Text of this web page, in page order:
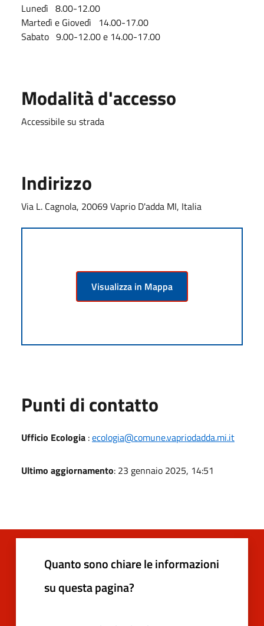
Lunedì 8.00-12.00
Martedì e Giovedì 14.00-17.00
Sabato 9.00-12.00 e 14.00-17.00
Modalità d'accesso
Accessibile su strada
Indirizzo
Via L. Cagnola, 20069 Vaprio D'adda MI, Italia
Visualizza in Mappa
Punti di contatto
Ufficio Ecologia :ecologia@comune.vapriodadda.mi.it
Ultimo aggiornamento: 23 gennaio 2025, 14:51
Quanto sono chiare le informazioni
su questa pagina?